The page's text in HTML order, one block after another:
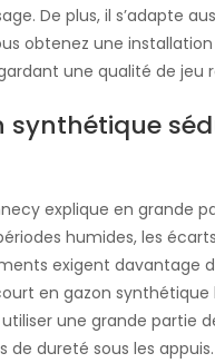
De plus, il s’adapte
obtenez une
une qualité de jeu
synthétique
explique en grande
humides, les
exigent davantage
en gazon
une grande partie
de dureté sous les